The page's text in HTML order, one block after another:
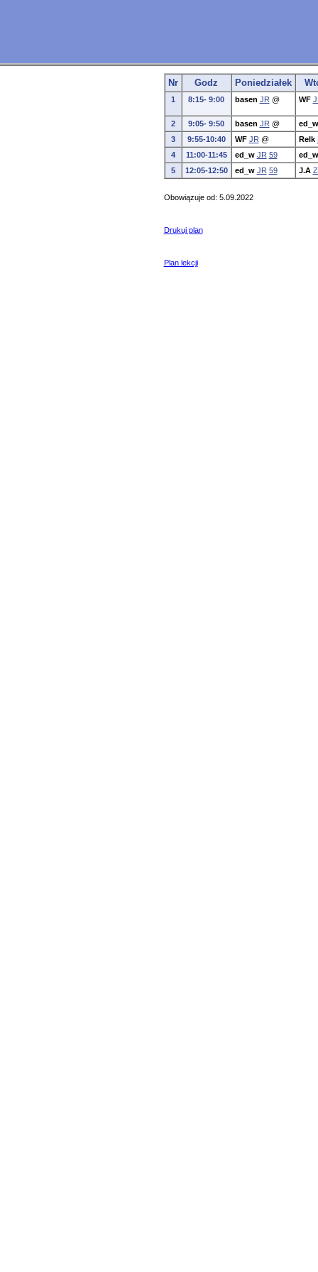
Nr Godz Poniedziałek
1 8:15- 9:00 basen JR @ WF
2 9:05- 9:50 basen JR @
ed_w
3
9:55-10:40 WF JR @ Relk
4
11:00-11:45 ed_w JR 59
ed_w
5
12:05-12:50 ed_w JR 59 J.A
Obowiązuje od: 5.09.2022
Drukuj plan
Plan lekcji